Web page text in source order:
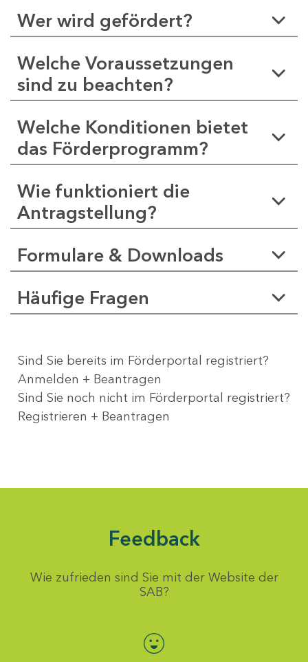
Wer wird gefördert?
Welche Voraussetzungen
sind zu beachten?
Welche Konditionen bietet
das Förderprogramm?
Wie funktioniert die
Antragstellung?
Formulare & Downloads
Häufige Fragen
Sind Sie bereits im Förderportal registriert?
Anmelden + Beantragen
Sind Sie noch nicht im Förderportal registriert?
Registrieren + Beantragen
Feedback
Wie zufrieden sind Sie mit der Website der
SAB?
Bewertung auswählen